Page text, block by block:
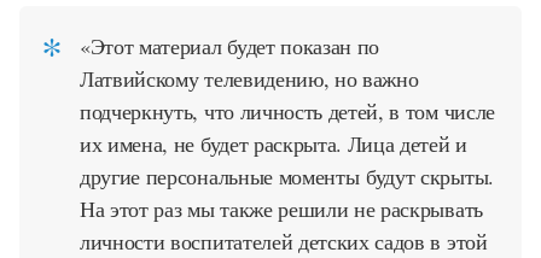
«Этот материал будет показан по
Латвийскому телевидению, но важно
подчеркнуть, что личность детей, в том числе
их имена, не будет раскрыта. Лица детей и
другие персональные моменты будут скрыты.
На этот раз мы также решили не раскрывать
личности воспитателей детских садов в этой